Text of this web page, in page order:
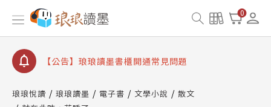
0
【公告】琅琅讀墨數位閱讀資產合併與書櫃開通申請
【公告】琅琅讀墨書櫃開通常見問題
【公告】琅琅讀墨 3 分鐘完成書櫃開通與資產合併申
請圖文教學
查詢
琅琅悅讀 琅琅讀墨 電子書 文學小說
散文